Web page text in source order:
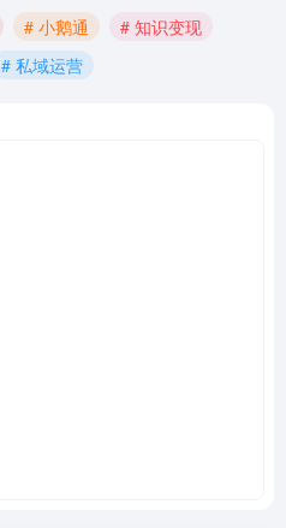
# 小鹅通
# 知识变现
# 私域运营